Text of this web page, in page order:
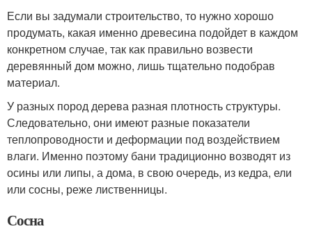
Если вы задумали строительство, то нужно хорошо
продумать, какая именно древесина подойдет в каждом
конкретном случае, так как правильно возвести
деревянный дом можно, лишь тщательно подобрав
материал.
У разных пород дерева разная плотность структуры.
Следовательно, они имеют разные показатели
теплопроводности и деформации под воздействием
влаги. Именно поэтому бани традиционно возводят из
осины или липы, а дома, в свою очередь, из кедра, ели
или сосны, реже лиственницы.
Сосна